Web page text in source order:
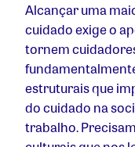
Alcançar uma
cuidado exige o
tornem
estruturais que
do cuidado na
trabalho.